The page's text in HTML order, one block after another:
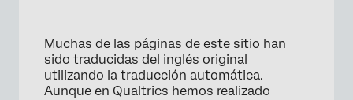
Muchas de las páginas de este sitio han
sido traducidas del inglés original
utilizando la traducción automática.
Aunque en Qualtrics hemos realizado